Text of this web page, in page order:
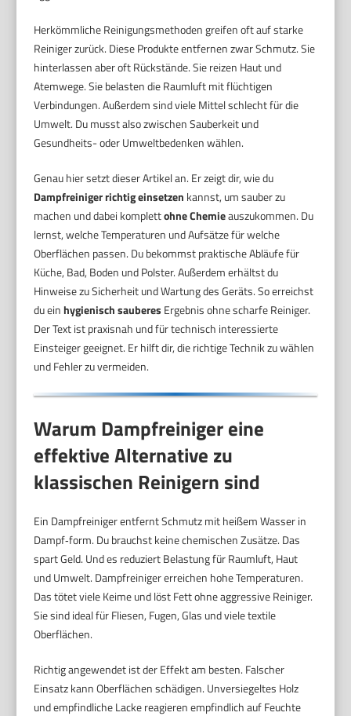
Herkömmliche Reinigungsmethoden greifen oft auf starke
Reiniger zurück. Diese Produkte entfernen zwar Schmutz. Sie
hinterlassen aber oft Rückstände. Sie reizen Haut und
Atemwege. Sie belasten die Raumluft mit flüchtigen
Verbindungen. Außerdem sind viele Mittel schlecht für die
Umwelt. Du musst also zwischen Sauberkeit und
Gesundheits- oder Umweltbedenken wählen.
Genau hier setzt dieser Artikel an. Er zeigt dir, wie du
Dampfreiniger richtig einsetzen kannst, um sauber zu
machen und dabei komplettohne Chemieauszukommen. Du
lernst, welche Temperaturen und Aufsätze für welche
Oberflächen passen. Du bekommst praktische Abläufe für
Küche, Bad, Boden und Polster. Außerdem erhältst du
Hinweise zu Sicherheit und Wartung des Geräts. So erreichst
du einhygienisch sauberes Ergebnis ohne scharfe Reiniger.
Der Text ist praxisnah und für technisch interessierte
Einsteiger geeignet. Er hilft dir, die richtige Technik zu wählen
und Fehler zu vermeiden.
Warum Dampfreiniger eine
effektive Alternative zu
klassischen Reinigern sind
Ein Dampfreiniger entfernt Schmutz mit heißem Wasser in
Dampf‑form. Du brauchst keine chemischen Zusätze. Das
spart Geld. Und es reduziert Belastung für Raumluft, Haut
und Umwelt. Dampfreiniger erreichen hohe Temperaturen.
Das tötet viele Keime und löst Fett ohne aggressive Reiniger.
Sie sind ideal für Fliesen, Fugen, Glas und viele textile
Oberflächen.
Richtig angewendet ist der Effekt am besten. Falscher
Einsatz kann Oberflächen schädigen. Unversiegeltes Holz
und empfindliche Lacke reagieren empfindlich auf Feuchte